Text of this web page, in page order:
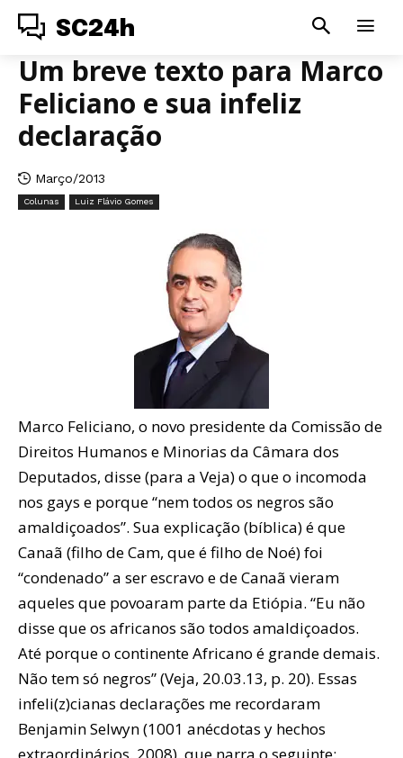
SC24h
Um breve texto para Marco
Feliciano e sua infeliz
declaração
Março/2013
Colunas Luiz Flávio Gomes
Marco Feliciano, o novo presidente da Comissão de
Direitos Humanos e Minorias da Câmara dos
Deputados, disse (para a Veja) o que o incomoda
nos gays e porque “nem todos os negros são
amaldiçoados”. Sua explicação (bíblica) é que
Canaã (filho de Cam, que é filho de Noé) foi
“condenado” a ser escravo e de Canaã vieram
aqueles que povoaram parte da Etiópia. “Eu não
disse que os africanos são todos amaldiçoados.
Até porque o continente Africano é grande demais.
Não tem só negros” (Veja, 20.03.13, p. 20). Essas
infeli(z)cianas declarações me recordaram
Benjamin Selwyn (1001 anécdotas y hechos
extraordinários, 2008), que narra o seguinte: